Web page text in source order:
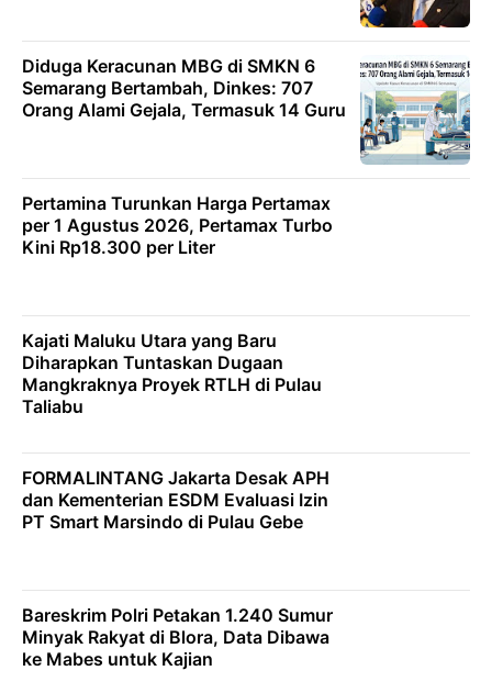
Diduga Keracunan MBG di SMKN 6
Semarang Bertambah, Dinkes: 707
Orang Alami Gejala, Termasuk 14 Guru
Pertamina Turunkan Harga Pertamax
per 1 Agustus 2026, Pertamax Turbo
Kini Rp18.300 per Liter
Kajati Maluku Utara yang Baru
Diharapkan Tuntaskan Dugaan
Mangkraknya Proyek RTLH di Pulau
Taliabu
FORMALINTANG Jakarta Desak APH
dan Kementerian ESDM Evaluasi Izin
PT Smart Marsindo di Pulau Gebe
Bareskrim Polri Petakan 1.240 Sumur
Minyak Rakyat di Blora, Data Dibawa
ke Mabes untuk Kajian